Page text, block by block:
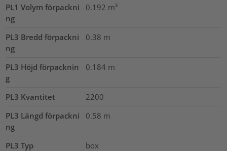
PL1 Volym förpackni
ng
0.192 m³
PL3 Bredd förpackni
ng
0.38 m
PL3 Höjd förpacknin
g
0.184 m
PL3 Kvantitet
2200
PL3 Längd förpackni
ng
0.58 m
PL3 Typ
box